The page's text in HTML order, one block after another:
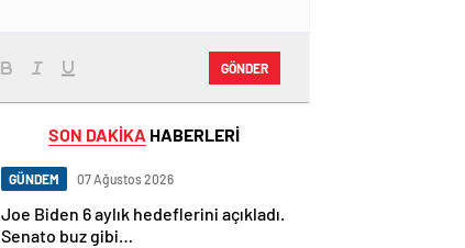
GÖNDER
SON DAKİKA HABERLERİ
GÜNDEM 07 Ağustos 2026
Joe Biden 6 aylık hedeflerini açıkladı.
Senato buz gibi…